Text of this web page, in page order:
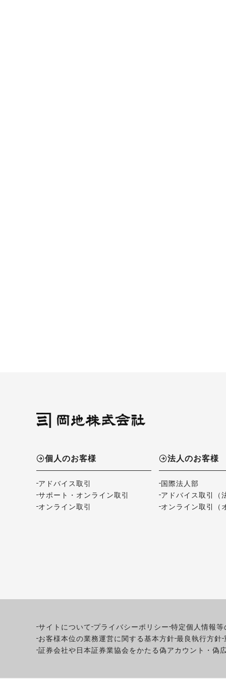
個人のお客様
アドバイス取引
サポート・オンライン取引
オンライン取引
法人のお客様
国際法人部
アドバイス取引（
オンライン取引（
サイトについて プライバシーポリシー 特定個人情報
お客様本位の業務運営に関する基本方針 最良執行方針
証券会社や日本証券業協会をかたる偽アカウント・偽